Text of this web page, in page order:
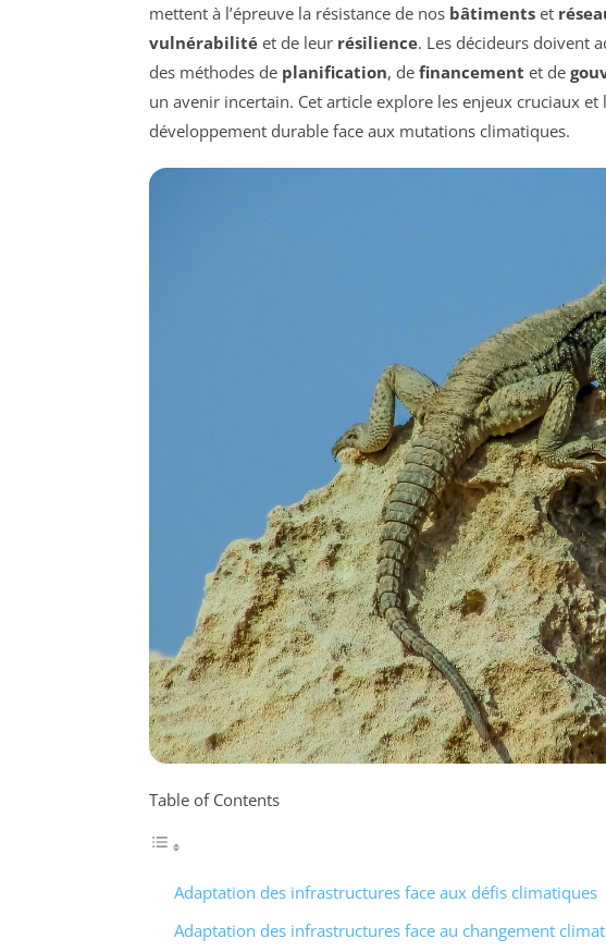
mettent à l’épreuve la résistance de nos bâtiments et
vulnérabilité et de leur résilience. Les décideurs doivent
des méthodes de planification, de financement et de
un avenir incertain. Cet article explore les enjeux cruciaux
développement durable face aux mutations climatiques.
Table of Contents
Adaptation des infrastructures face aux défis climatiques
Adaptation des infrastructures face au changement